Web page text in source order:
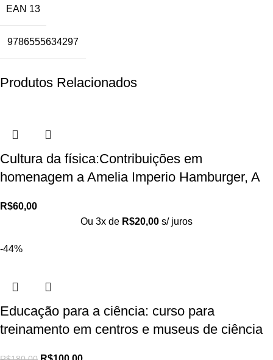
EAN 13
9786555634297
Produtos Relacionados
Cultura da física:Contribuições em
homenagem a Amelia Imperio Hamburger, A
R$60,00
Ou 3x de R$20,00 s/ juros
-44%
Educação para a ciência: curso para
treinamento em centros e museus de ciência